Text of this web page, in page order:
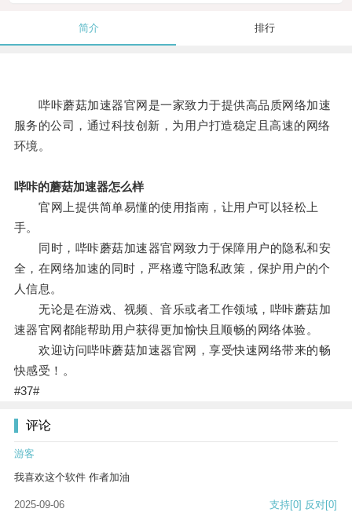
简介 排行
哔咔蘑菇加速器官网是一家致力于提供高品质网络加速
服务的公司，通过科技创新，为用户打造稳定且高速的网络
环境。
哔咔的蘑菇加速器怎么样
官网上提供简单易懂的使用指南，让用户可以轻松上
手。
同时，哔咔蘑菇加速器官网致力于保障用户的隐私和安
全，在网络加速的同时，严格遵守隐私政策，保护用户的个
人信息。
无论是在游戏、视频、音乐或者工作领域，哔咔蘑菇加
速器官网都能帮助用户获得更加愉快且顺畅的网络体验。
欢迎访问哔咔蘑菇加速器官网，享受快速网络带来的畅
快感受！。
#37#
评论
游客
我喜欢这个软件 作者加油
2025-09-06 支持[0] 反对[0]